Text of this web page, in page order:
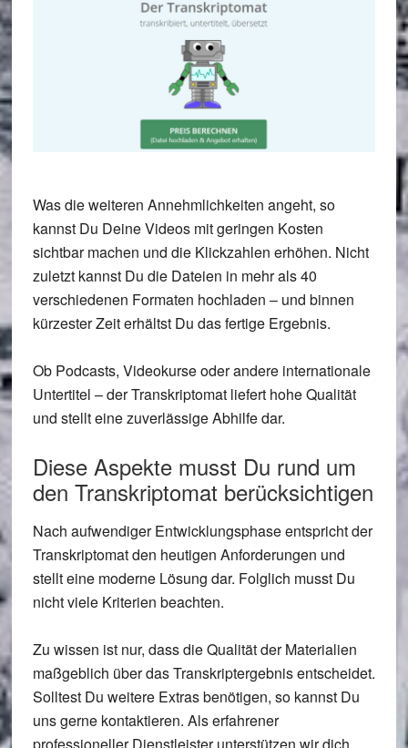
Was die weiteren Annehmlichkeiten angeht, so
kannst Du Deine Videos mit geringen Kosten
sichtbar machen und die Klickzahlen erhöhen. Nicht
zuletzt kannst Du die Dateien in mehr als 40
verschiedenen Formaten hochladen – und binnen
kürzester Zeit erhältst Du das fertige Ergebnis.
Ob Podcasts, Videokurse oder andere internationale
Untertitel – der Transkriptomat liefert hohe Qualität
und stellt eine zuverlässige Abhilfe dar.
Diese Aspekte musst Du rund um
den Transkriptomat berücksichtigen
Nach aufwendiger Entwicklungsphase entspricht der
Transkriptomat den heutigen Anforderungen und
stellt eine moderne Lösung dar. Folglich musst Du
nicht viele Kriterien beachten.
Zu wissen ist nur, dass die Qualität der Materialien
maßgeblich über das Transkriptergebnis entscheidet.
Solltest Du weitere Extras benötigen, so kannst Du
uns gerne kontaktieren. Als erfahrener